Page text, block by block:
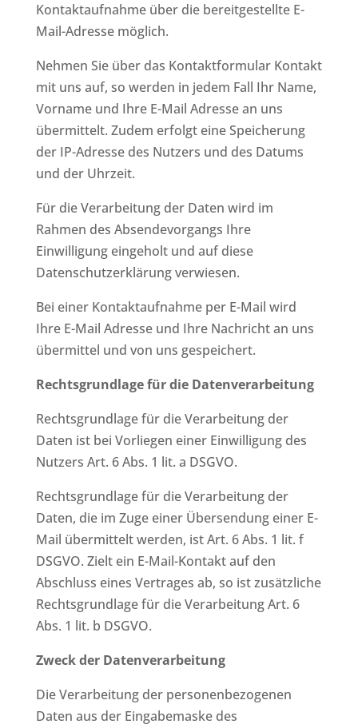
Kontaktaufnahme über die bereitgestellte E-
Mail-Adresse möglich.
Nehmen Sie über das Kontaktformular Kontakt
mit uns auf, so werden in jedem Fall Ihr Name,
Vorname und Ihre E-Mail Adresse an uns
übermittelt. Zudem erfolgt eine Speicherung
der IP-Adresse des Nutzers und des Datums
und der Uhrzeit.
Für die Verarbeitung der Daten wird im
Rahmen des Absendevorgangs Ihre
Einwilligung eingeholt und auf diese
Datenschutzerklärung verwiesen.
Bei einer Kontaktaufnahme per E-Mail wird
Ihre E-Mail Adresse und Ihre Nachricht an uns
übermittel und von uns gespeichert.
Rechtsgrundlage für die Datenverarbeitung
Rechtsgrundlage für die Verarbeitung der
Daten ist bei Vorliegen einer Einwilligung des
Nutzers Art. 6 Abs. 1 lit. a DSGVO.
Rechtsgrundlage für die Verarbeitung der
Daten, die im Zuge einer Übersendung einer E-
Mail übermittelt werden, ist Art. 6 Abs. 1 lit. f
DSGVO. Zielt ein E-Mail-Kontakt auf den
Abschluss eines Vertrages ab, so ist zusätzliche
Rechtsgrundlage für die Verarbeitung Art. 6
Abs. 1 lit. b DSGVO.
Zweck der Datenverarbeitung
Die Verarbeitung der personenbezogenen
Daten aus der Eingabemaske des